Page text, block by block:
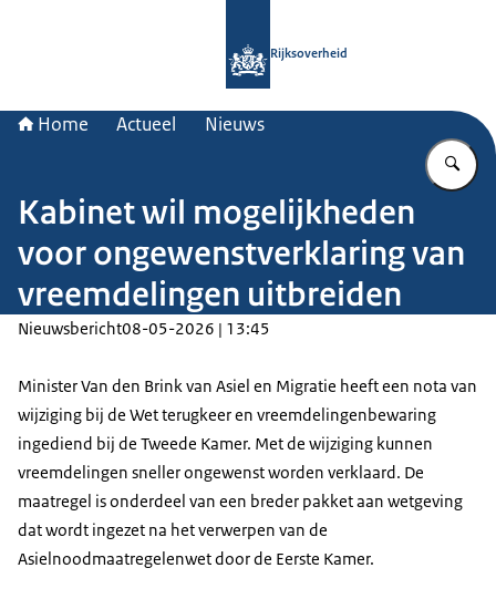
Rijksoverheid
Home Actueel Nieuws
Kabinet wil mogelijkheden
voor ongewenstverklaring van
vreemdelingen uitbreiden
Nieuwsbericht08-05-2026 | 13:45
Minister Van den Brink van Asiel en Migratie heeft een nota van
wijziging bij de Wet terugkeer en vreemdelingenbewaring
ingediend bij de Tweede Kamer. Met de wijziging kunnen
vreemdelingen sneller ongewenst worden verklaard. De
maatregel is onderdeel van een breder pakket aan wetgeving
dat wordt ingezet na het verwerpen van de
Asielnoodmaatregelenwet door de Eerste Kamer.